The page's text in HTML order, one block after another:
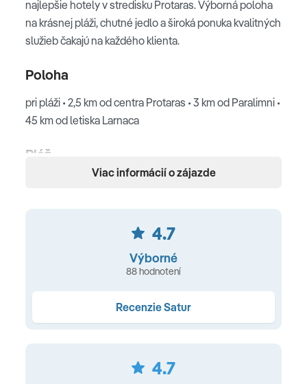
najlepšie hotely v stredisku Protaras. Výborná poloha
na krásnej pláži, chutné jedlo a široká ponuka kvalitných
služieb čakajú na každého klienta.
Poloha
pri pláži • 2,5 km od centra Protaras • 3 km od Paralimni •
45 km od letiska Larnaca
Pláž
piesočnatá pláž • priamo pri hoteli • pozvoľný vstup do
klimatizácia • SAT TV • telefón • kúpeľňa s WC • sušič na
vlasy • trezor • minichladnička • set na prípravu kávy a
(22,5 m², s možnosť prístelky -
Viac informácií o zájazde
4.7
Výborné
88 hodnotení
Recenzie Satur
4.7